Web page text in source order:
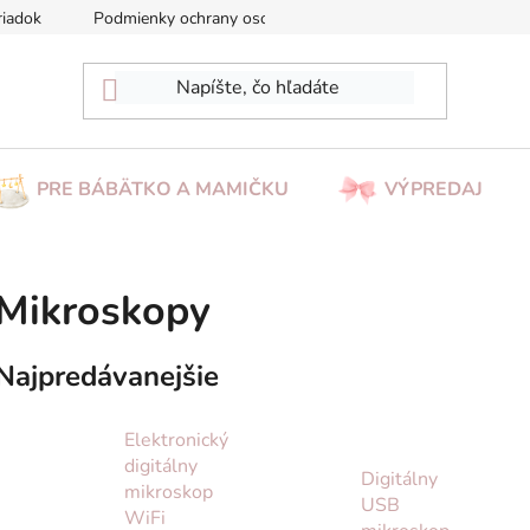
Podmienky ochrany osobných údajov
PRE BÁBÄTKO A MAMIČKU VÝPREDAJ
Elektronický
digitálny
mikroskop
WiFi
Digitálny
USB